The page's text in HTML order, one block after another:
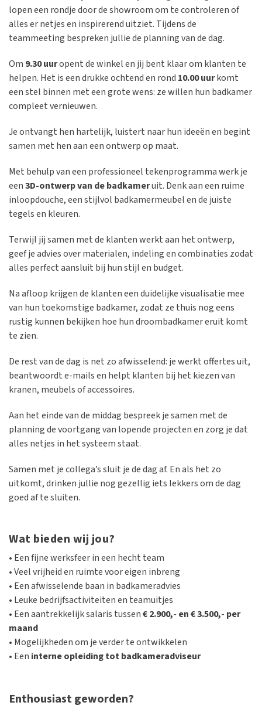
lopen een rondje door de showroom om te controleren of
alles er netjes en inspirerend uitziet. Tijdens de
teammeeting bespreken jullie de planning van de dag.
Om 9.30 uuropent de winkel en jij bent klaar om klanten te
helpen. Het is een drukke ochtend en rond 10.00 uurkomt
een stel binnen met een grote wens: ze willen hun badkamer
compleet vernieuwen.
Je ontvangt hen hartelijk, luistert naar hun ideeën en begint
samen met hen aan een ontwerp op maat.
Met behulp van een professioneel tekenprogramma werk je
een3D-ontwerp van de badkameruit. Denk aan een ruime
inloopdouche, een stijlvol badkamermeubel en de juiste
tegels en kleuren.
Terwijl jij samen met de klanten werkt aan het ontwerp,
geef je advies over materialen, indeling en combinaties zodat
alles perfect aansluit bij hun stijl en budget.
Na afloop krijgen de klanten een duidelijke visualisatie mee
van hun toekomstige badkamer, zodat ze thuis nog eens
rustig kunnen bekijken hoe hun droombadkamer eruit komt
te zien.
De rest van de dag is net zo afwisselend: je werkt offertes uit,
beantwoordt e-mails en helpt klanten bij het kiezen van
kranen, meubels of accessoires.
Aan het einde van de middag bespreek je samen met de
planning de voortgang van lopende projecten en zorg je dat
alles netjes in het systeem staat.
Samen met je collega’s sluit je de dag af. En als het zo
uitkomt, drinken jullie nog gezellig iets lekkers om de dag
goed af te sluiten.
Wat bieden wij jou?
• Een fijne werksfeer in een hecht team
• Veel vrijheid en ruimte voor eigen inbreng
• Een afwisselende baan in badkameradvies
• Leuke bedrijfsactiviteiten en teamuitjes
• Een aantrekkelijk salaris tussen€ 2.900,- en € 3.500,- per
maand
• Mogelijkheden om je verder te ontwikkelen
• Een interne opleiding tot badkameradviseur
Enthousiast geworden?